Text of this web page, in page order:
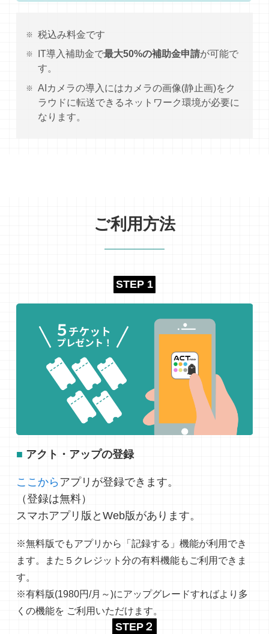
税込み料金です
IT導入補助金で最大50%の補助金申請が可能で
す。
AIカメラの導入にはカメラの画像(静止画)をク
ラウドに転送できるネットワーク環境が必要に
なります。
ご利用方法
STEP 1
■ アクト・アップの登録
ここから アプリが登録できます。
（登録は無料）
スマホアプリ版とWeb版があります。
※無料版でもアプリから「記録する」機能が利用でき
ます。また５クレジット分の有料機能もご利用できま
す。
※有料版(1980円/月～)にアップグレードすればより多
くの機能を ご利用いただけます。
STEP２